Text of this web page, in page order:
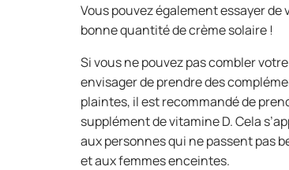
Vous pouvez également essayer
bonne quantité de crème solaire !
Si vous ne pouvez pas combler
envisager de prendre des
plaintes, il est recommandé de
supplément de vitamine D. Cela
aux personnes qui ne passent pas
et aux femmes enceintes.